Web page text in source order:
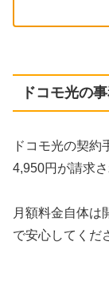
ドコモ光の
ドコモ光の契約
4,950円が請求
月額料金自体は
で安心してくだ